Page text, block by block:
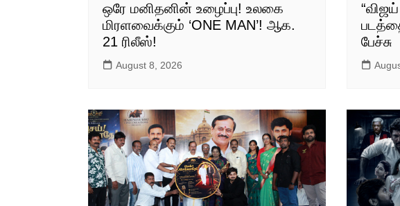
ஒரே மனிதனின் உழைப்பு! உலகை
மிரளவைக்கும் ‘ONE MAN’! ஆக.
21 ரிலீஸ்!
August 8, 2026
பேச்சு